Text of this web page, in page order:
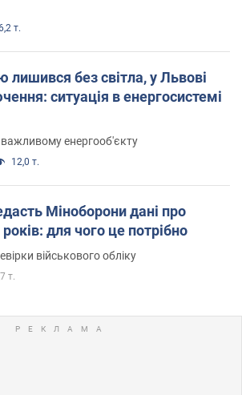
т.
лишився без світла, у Львові
ситуація в енергосистемі
енергооб'єкту
12,0 т.
Міноборони дані про
для чого це потрібно
військового обліку
т.